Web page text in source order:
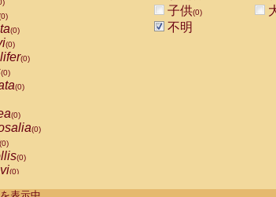
(0)
(0)
(0)
(0)
(0)
(0)
(0)
(0)
(0)
(0)
子供(0)
不明